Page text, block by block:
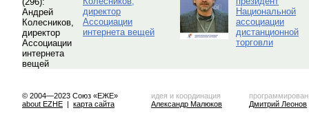
директор
Ассоциации
интернета вещей
Национальной
ассоциации
дистанционной
торговли
© 2004—2023 Союз «ЕЖЕ»
about EZHE | карта сайта
идея и координация
Александр Малюков
Дмитрий Леонов